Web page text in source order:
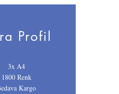
Profil
3x A4
1800 Renk
Kargo